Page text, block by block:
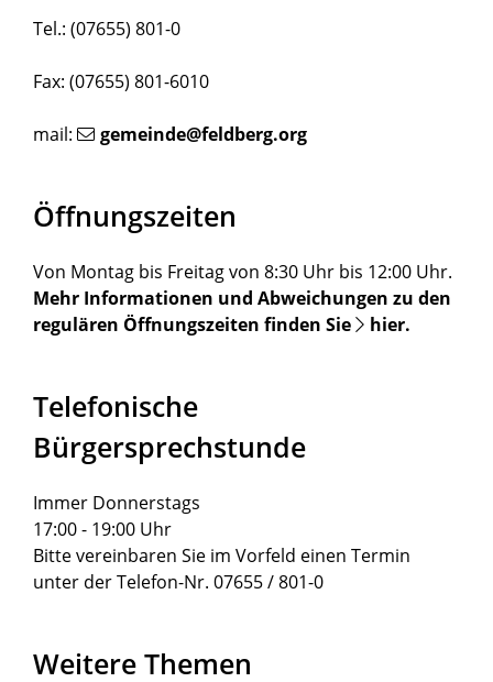
Tel.: (07655) 801-0
Fax: (07655) 801-6010
mail: gemeinde@feldberg.org
Öffnungszeiten
Von Montag bis Freitag von 8:30 Uhr bis 12:00 Uhr.
Mehr Informationen und Abweichungen zu den
regulären Öffnungszeiten finden Sie
hier.
Telefonische
Bürgersprechstunde
Immer Donnerstags
17:00 - 19:00 Uhr
Bitte vereinbaren Sie im Vorfeld einen Termin
unter der Telefon-Nr. 07655 / 801-0
Weitere Themen